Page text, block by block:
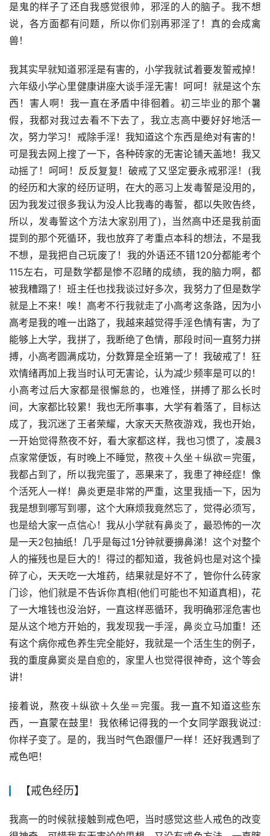
是鬼的样子了还自我感觉很帅，邪淫的人的脑子。我不想
说，各方面都有问题，所以你们别再邪淫了！真的会成禽
兽！
我其实早就知道邪淫是有害的，小学我就试着要发誓戒掉！
六年级小学心里健康讲座大谈手淫无害！呵呵！就是这个东
西！害人啊！我一直在矛盾中徘徊着。初三毕业的那个暑
假，我都对我过去看不下去了，我立志高中要好好地活一
次，努力学习！戒除手淫！我知道这个东西是绝对有害的！
可是我去网上搜了一下，各种砖家的无害论铺天盖地！我又
动摇了！呵呵！反反复复！破戒了又坚定要永戒邪淫！(我
的经历和大家的经历证明，在大的恶习上发毒誓是没用的，
因为我发过很多我认为没人比我毒的毒誓，都以失败告终，
所以，发毒誓这个方法大家别用了)，当然高中还是我前面
提到的那个死循环，我也放弃了考重点本科的想法，不是我
不想，是我把自己玩废了！我的外语还不错120分都能考个
115左右，可是数学都是惨不忍睹的成绩，我的脑力啊，都
被我糟蹋了！班主任也找我谈过好多次，我努力了但是数学
就是上不来！唉！高考不行我就走了小高考这条路，因为小
高考是我的唯一出路了，我越来越觉得手淫色情有害，为了
能够上大学，我拼了，我断绝了色情，那段时间一直努力拼
搏，小高考圆满成功，分数算是全班第一了！我破戒了！狂
欢情绪再加上我当时认可无害论，认为减少频率是可以的！
小高考过后大家都是很懈怠的，也难怪，拼搏了那么长时
间，大家都比较累！我也无所事事，大学有着落了，目标达
成了，我沉迷了王者荣耀，大家天天熬夜游戏，我也开始，
一开始觉得熬夜不好，看大家都这样，我也习惯了，凌晨3
点家常便饭，有时晚上不睡觉，熬夜＋久坐＋纵欲＝完蛋，
我都占到了，所以我完蛋了，恶果来了，我患了神经症！像
个活死人一样！鼻炎更是非常的严重，这里我插一下，因为
我是想到哪写到哪，这个大麻烦我竟然忘了，觉得必须写，
也是给大家一点信心！我从小学就有鼻炎了，最恐怖的一次
是一天2包抽纸！几乎是每过1分钟就要擤鼻涕！这个对整个
人的摧残也是巨大的！得过的都知道，我爸妈也是对这个操
碎了心，天天吃一大堆药，结果就是好不了，管你什么砖家
门诊，他们就是不告诉你真相(他们可能也不知道真相)，花
了一大堆钱也没治好，一直这样恶循环，我明确邪淫危害也
是从这个地方开始的，我发现我一手淫，鼻炎立马加重！还
有这个病你戒色养生完全能好，我就是一个活生生的例子，
我的重度鼻窦炎是自愈的，家里人也觉得很神奇，这个等会
讲！
接着说，熬夜＋纵欲＋久坐＝完蛋。我一直不知道这些东
西，一直蒙在鼓里！我依稀记得我的一个女同学跟我说过:
你样子变了。是的，我当时气色跟僵尸一样！还好我遇到了
戒色吧！
【戒色经历】
我高一的时候就接触到戒色吧，当时感觉这些人戒色的改变